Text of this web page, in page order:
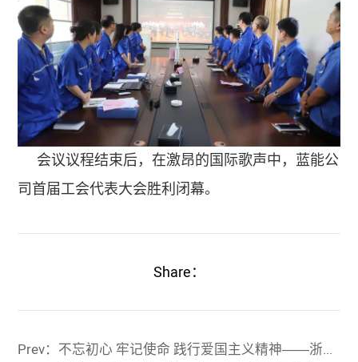
会议议程结束后，在激昂的国际歌声中，蓝能公
司首届工会代表大会胜利闭幕。
Share：
Prev：不忘初心 牢记使命 践行爱国主义精神——浙江蓝能党支部组织《长津湖》观影活动